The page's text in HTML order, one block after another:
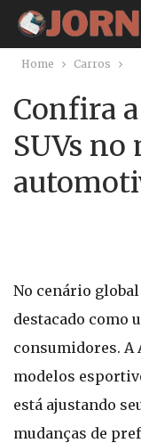
Home Carros
Confira
SUVs no
No cenário global
destacado como
consumidores. A
modelos
está ajustando
mudanças de